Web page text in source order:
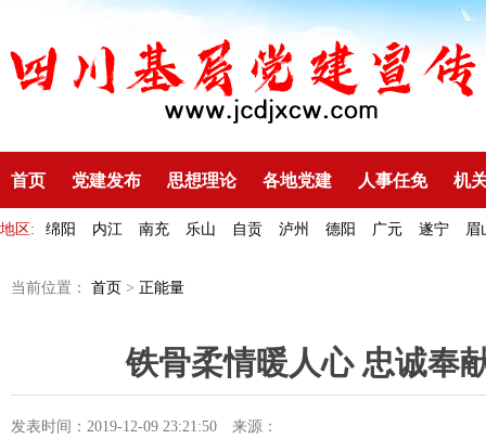
首页 党建发布 思想理论 各地党建 人事任免 机
地区: 绵阳 内江 南充 乐山 自贡 泸州 德阳 广元 遂宁 眉
当前位置： 首页 > 正能量
铁骨柔情暖人心 忠诚奉
发表时间：2019-12-09 23:21:50 来源：